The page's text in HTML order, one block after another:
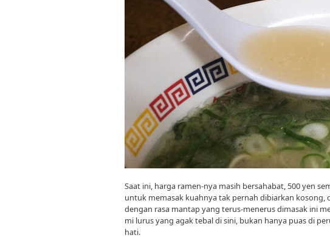
Saat ini, harga ramen-nya masih bersahabat, 500 yen
untuk memasak kuahnya tak pernah dibiarkan
dengan rasa mantap yang terus-menerus dimasak ini
mi lurus yang agak tebal di sini, bukan hanya puas di
hati.